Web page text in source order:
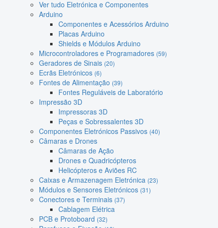
Ver tudo Eletrónica e Componentes
Arduino
Componentes e Acessórios Arduino
Placas Arduino
Shields e Módulos Arduino
Microcontroladores e Programadores (59)
Geradores de Sinais (20)
Ecrãs Eletrónicos (6)
Fontes de Alimentação (39)
Fontes Reguláveis de Laboratório
Impressão 3D
Impressoras 3D
Peças e Sobressalentes 3D
Componentes Eletrónicos Passivos (40)
Câmaras e Drones
Câmaras de Ação
Drones e Quadricópteros
Helicópteros e Aviões RC
Caixas e Armazenagem Eletrónica (23)
Módulos e Sensores Eletrónicos (31)
Conectores e Terminais (37)
Cablagem Elétrica
PCB e Protoboard (32)